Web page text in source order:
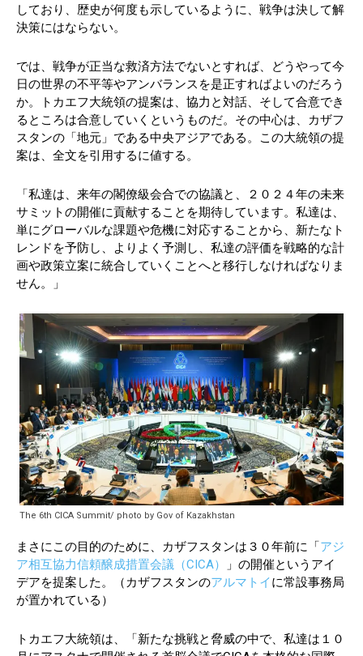
しており、歴史が何度も示しているように、戦争は決して解
決策にはならない。
では、戦争が正当な救済方法でないとすれば、どうやって今
日の世界の不平等やアンバランスを是正すればよいのだろう
か。トカエフ大統領の提案は、協力と対話、そして合意でき
るところは合意していくというものだ。その中心は、カザフ
スタンの「地元」である中央アジアである。この大統領の提
案は、全文を引用するに値する。
「私達は、来年の閣僚級会合での協議と、２０２４年の未来
サミットの開催に貢献することを期待しています。私達は、
単にグローバルな課題や危機に対応することから、新たなト
レンドを予防し、よりよく予測し、私達の評価を戦略的な計
画や政策立案に統合していくことへと移行しなければなりま
せん。」
The 6th CICA Summit/ photo by Gov of Kazakhstan
まさにこの目的のために、カザフスタンは３０年前に「アジ
ア相互協力信頼醸成措置会議（CICA）
」の開催というアイ
デアを提案した。（カザフスタンのアルマトイに常設事務局
が置かれている）
トカエフ大統領は、「新たな挑戦と脅威の中で、私達は１０